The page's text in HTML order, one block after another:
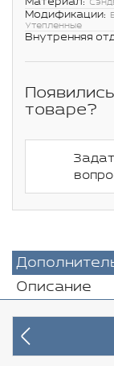
Модификации:
Утепленные
Внутренняя
товаре?
Описание